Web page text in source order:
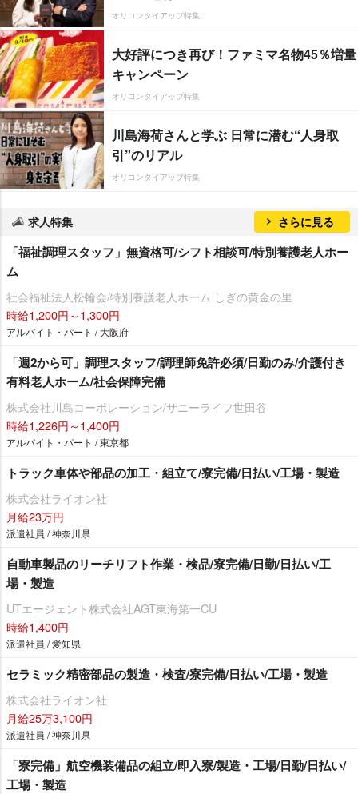
オリコンタイアップ特集
大好評につき再び！ファミマ名物45％増量
キャンペーン
オリコンタイアップ特集
川島海荷さんと学ぶ 日常に潜む“人身取
引”のリアル
オリコンタイアップ特集
求人特集 さらに見る
「福祉調理スタッフ」無資格可/シフト相談可/特別養護老人ホー
ム
社会福祉法人松輪会/特別養護老人ホーム しぎの黄金の里
時給1,200円～1,300円
アルバイト・パート / 大阪府
「週2から可」調理スタッフ/調理師免許必須/日勤のみ/介護付き
有料老人ホーム/社会保障完備
株式会社川島コーポレーション/サニーライフ世田谷
時給1,226円～1,400円
アルバイト・パート / 東京都
トラック車体や部品の加工・組立て/寮完備/日払い/工場・製造
株式会社ライオン社
月給23万円
派遣社員 / 神奈川県
自動車製品のリーチリフト作業・検品/寮完備/日勤/日払い/工
場・製造
UTエージェント株式会社AGT東海第一CU
時給1,400円
派遣社員 / 愛知県
セラミック精密部品の製造・検査/寮完備/日払い/工場・製造
株式会社ライオン社
月給25万3,100円
派遣社員 / 神奈川県
「寮完備」航空機装備品の組立/即入寮/製造・工場/日勤/日払い/
工場・製造